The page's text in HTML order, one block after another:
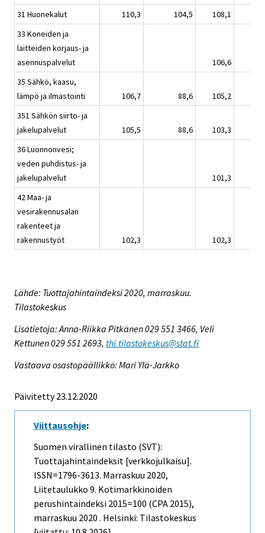
31 Huonekalut
110,3 104,5
108,1
33 Koneiden ja
laitteiden korjaus- ja
asennuspalvelut
106,6
35 Sähkö, kaasu,
lämpö ja ilmastointi
106,7 88,6
105,2
351 Sähkön siirto- ja
jakelupalvelut
105,5 88,6
103,3
36 Luonnonvesi;
veden puhdistus- ja
jakelupalvelut
101,3
42 Maa- ja
vesirakennusalan
rakenteet ja
rakennustyöt
102,3 102,3
Lähde: Tuottajahintaindeksi 2020, marraskuu.
Tilastokeskus
Lisätietoja: Anna-Riikka Pitkänen 029 551 3466, Veli
Kettunen 029 551 2693, thi.tilastokeskus@stat.fi
Vastaava osastopäällikkö: Mari Ylä-Jarkko
Päivitetty 23.12.2020
Viittausohje:
Suomen virallinen tilasto (SVT):
Tuottajahintaindeksit [verkkojulkaisu].
ISSN=1796-3613. Marraskuu 2020,
Liitetaulukko 9. Kotimarkkinoiden
perushintaindeksi 2015=100 (CPA 2015),
marraskuu 2020 . Helsinki: Tilastokeskus